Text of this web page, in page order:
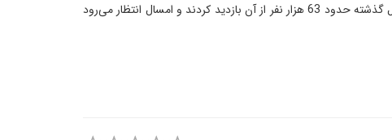
نمایشگاه مذکور بزرگترین رویداد فرهنگی عربی در ترکیه و بزرگترین نمایشگاه بین‌المللی کتاب عربی در خارج از کشورهای عربی است؛ که سال گذشته حدود 63 هزار نفر از آن بازدید کردند و امسال انتظار می‌رود